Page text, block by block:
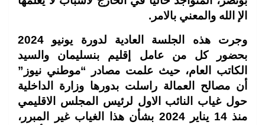
الإ الله والمعني بالامر.
وجرت هذه الجلسة العادية لدورة يونيو 2024
بحضور كل من عامل إقليم بنسليمان والسيد
الكاتب العام، حيث علمت مصادر “موطني نيوز”
أن مصالح العمالة راسلت بدورها وزارة الداخلية
حول غياب النائب الاول لرئيس المجلس الاقليمي
منذ 14 يناير 2024 بشأن هذا الغياب غير المبرر،